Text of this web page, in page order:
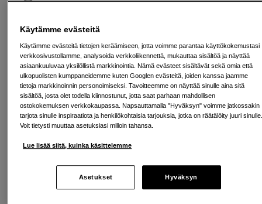
Henkilökohtaista palvelua
Sopivat lisävarusteet Näytä lisää
Käytämme evästeitä
Käytämme evästeitä tietojen keräämiseen, jotta voimme parantaa käyttökokemustasi
verkkosivustollamme, analysoida verkkoliikennettä, mukauttaa sisältöä ja näyttää
asiaankuuluvaa yksilöllistä markkinointia. Nämä evästeet sisältävät sekä omia että
ulkopuolisten kumppaneidemme kuten Googlen evästeitä, joiden kanssa jaamme
tietoja markkinoinnin personoimiseksi. Tavoitteemme on näyttää sinulle aina sitä
sisältöä, josta olet todella kiinnostunut, jotta saat parhaan mahdollisen
ostokokemuksen verkkokaupassa. Napsauttamalla "Hyväksyn" voimme jatkossakin
tarjota sinulle inspiraatiota ja henkilökohtaisia tarjouksia, jotka on räätälöity juuri
Voit tietysti muuttaa asetuksiasi milloin tahansa.
Lue lisää siitä, kuinka käsittelemme
Asetukset Hyväksyn